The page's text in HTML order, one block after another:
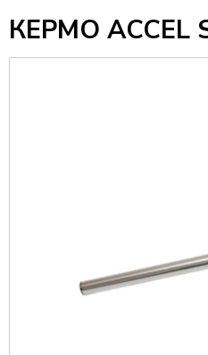
КЕРМО ACCEL